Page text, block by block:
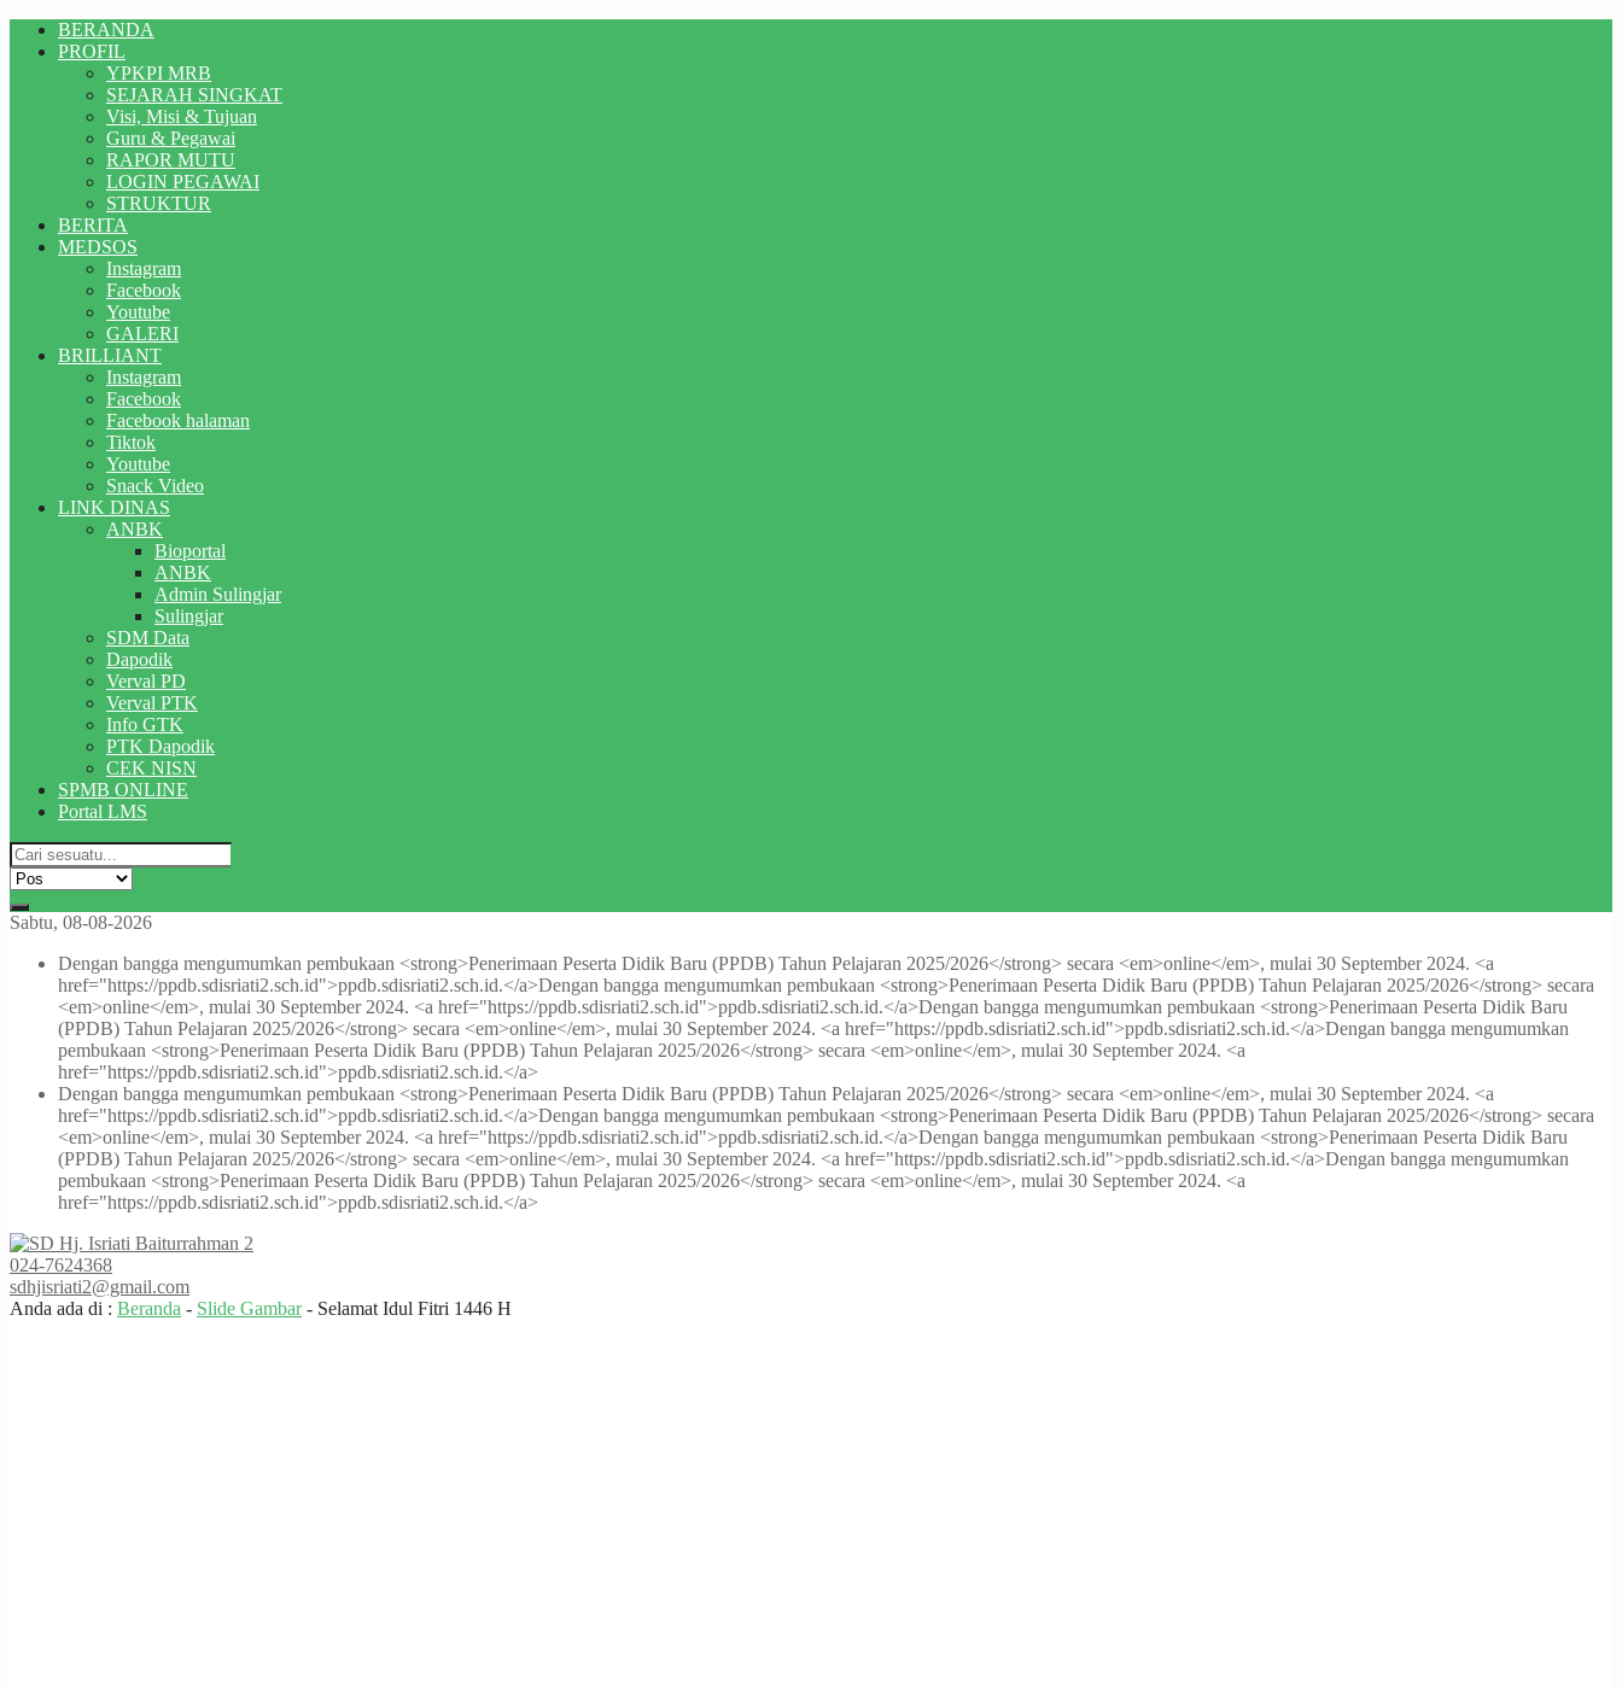
BERANDA
PROFIL
YPKPI MRB
SEJARAH SINGKAT
Visi, Misi & Tujuan
Guru & Pegawai
RAPOR MUTU
LOGIN PEGAWAI
STRUKTUR
BERITA
MEDSOS
Instagram
Facebook
Youtube
GALERI
BRILLIANT
Instagram
Facebook
Facebook halaman
Tiktok
Youtube
Snack Video
LINK DINAS
ANBK
Bioportal
ANBK
Admin Sulingjar
Sulingjar
SDM Data
Dapodik
Verval PD
Verval PTK
Info GTK
PTK Dapodik
CEK NISN
SPMB ONLINE
Portal LMS
Sabtu, 08-08-2026
Dengan bangga mengumumkan pembukaan <strong>Penerimaan Peserta Didik Baru (PPDB) Tahun Pelajaran 2025/2026</strong> secara <em>online</em>, mulai 30 September 2024. <a
href="https://ppdb.sdisriati2.sch.id">ppdb.sdisriati2.sch.id.</a>Dengan bangga mengumumkan pembukaan <strong>Penerimaan Peserta Didik Baru (PPDB) Tahun Pelajaran 2025/2026</strong> secara
<em>online</em>, mulai 30 September 2024. <a href="https://ppdb.sdisriati2.sch.id">ppdb.sdisriati2.sch.id.</a>Dengan bangga mengumumkan pembukaan <strong>Penerimaan Peserta Didik Baru
(PPDB) Tahun Pelajaran 2025/2026</strong> secara <em>online</em>, mulai 30 September 2024. <a href="https://ppdb.sdisriati2.sch.id">ppdb.sdisriati2.sch.id.</a>Dengan bangga mengumumkan
pembukaan <strong>Penerimaan Peserta Didik Baru (PPDB) Tahun Pelajaran 2025/2026</strong> secara <em>online</em>, mulai 30 September 2024. <a
href="https://ppdb.sdisriati2.sch.id">ppdb.sdisriati2.sch.id.</a>
Dengan bangga mengumumkan pembukaan <strong>Penerimaan Peserta Didik Baru (PPDB) Tahun Pelajaran 2025/2026</strong> secara <em>online</em>, mulai 30 September 2024. <a
href="https://ppdb.sdisriati2.sch.id">ppdb.sdisriati2.sch.id.</a>Dengan bangga mengumumkan pembukaan <strong>Penerimaan Peserta Didik Baru (PPDB) Tahun Pelajaran 2025/2026</strong> secara
<em>online</em>, mulai 30 September 2024. <a href="https://ppdb.sdisriati2.sch.id">ppdb.sdisriati2.sch.id.</a>Dengan bangga mengumumkan pembukaan <strong>Penerimaan Peserta Didik Baru
(PPDB) Tahun Pelajaran 2025/2026</strong> secara <em>online</em>, mulai 30 September 2024. <a href="https://ppdb.sdisriati2.sch.id">ppdb.sdisriati2.sch.id.</a>Dengan bangga mengumumkan
pembukaan <strong>Penerimaan Peserta Didik Baru (PPDB) Tahun Pelajaran 2025/2026</strong> secara <em>online</em>, mulai 30 September 2024. <a
href="https://ppdb.sdisriati2.sch.id">ppdb.sdisriati2.sch.id.</a>
024-7624368
sdhjisriati2@gmail.com
Anda ada di : Beranda - Slide Gambar- Selamat Idul Fitri 1446 H